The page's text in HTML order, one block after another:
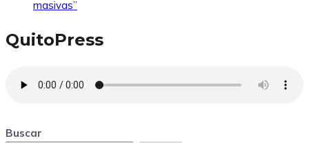
masivas”
QuitoPress
Buscar